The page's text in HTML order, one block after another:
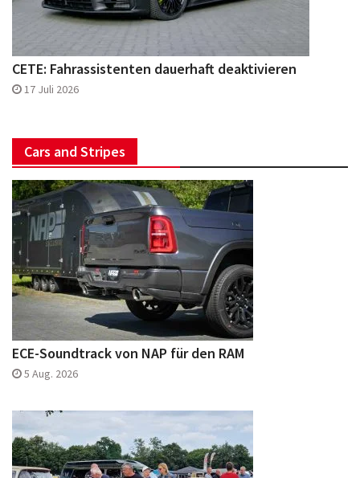
CETE: Fahrassistenten dauerhaft deaktivieren
17 Juli 2026
Cars and Stripes
ECE-Soundtrack von NAP für den RAM
5 Aug. 2026